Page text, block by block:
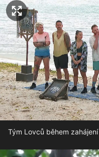
Tým Lovců během